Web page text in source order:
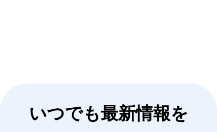
いつでも最新情報を